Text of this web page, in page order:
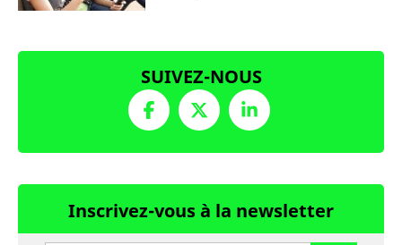
SUIVEZ-NOUS
Inscrivez-vous à la newsletter